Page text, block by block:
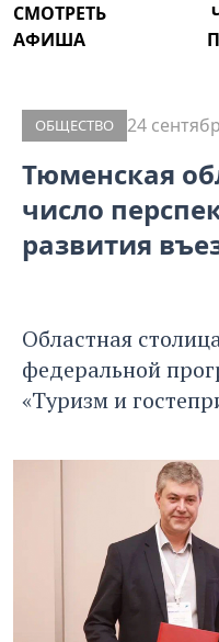
СМОТРЕТЬ
АФИША
ОБЩЕСТВО 24
Тюменская
число
развития
Областная
федеральной
«Туризм и